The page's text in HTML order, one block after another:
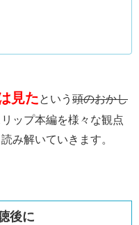
見たという 頭のおかし
ップ本編を様々な観点
読み解いていきます。
後に